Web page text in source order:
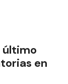
último
en